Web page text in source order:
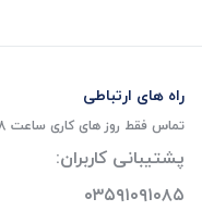
راه های ارتباطی
تماس فقط روز های کاری ساعت 8الی13
پشتیبانی کاربران:
۰۳۵۹۱۰۹۱۰۸۵